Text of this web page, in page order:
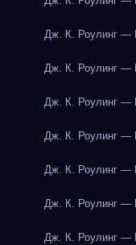
Дж. К. Роулинг —
Дж. К. Роулинг —
Дж. К. Роулинг —
Дж. К. Роулинг —
Дж. К. Роулинг —
Дж. К. Роулинг —
Дж. К. Роулинг —